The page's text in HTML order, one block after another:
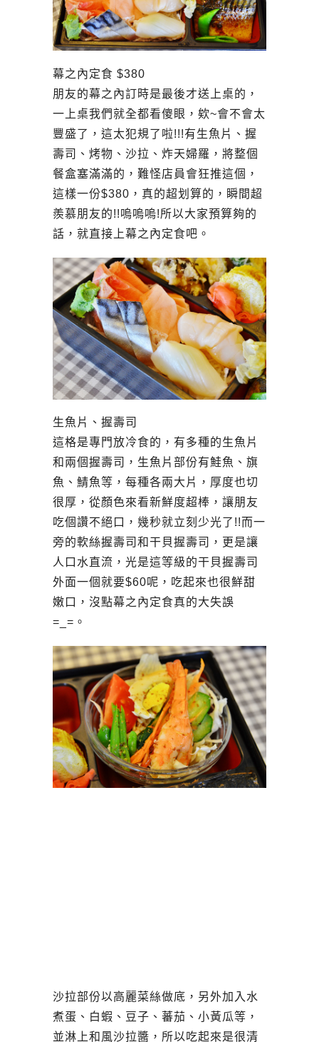
幕之內定食 $380
朋友的幕之內訂時是最後才送上桌的，
一上桌我們就全都看傻眼，欸~會不會太
豐盛了，這太犯規了啦!!!有生魚片、握
壽司、烤物、沙拉、炸天婦羅，將整個
餐盒塞滿滿的，難怪店員會狂推這個，
這樣一份$380，真的超划算的，瞬間超
羨慕朋友的!!嗚嗚嗚!所以大家預算夠的
話，就直接上幕之內定食吧。
生魚片、握壽司
這格是專門放冷食的，有多種的生魚片
和兩個握壽司，生魚片部份有鮭魚、旗
魚、鯖魚等，每種各兩大片，厚度也切
很厚，從顏色來看新鮮度超棒，讓朋友
吃個讚不絕口，幾秒就立刻少光了!!而一
旁的軟絲握壽司和干貝握壽司，更是讓
人口水直流，光是這等級的干貝握壽司
外面一個就要$60呢，吃起來也很鮮甜
嫩口，沒點幕之內定食真的大失誤
=_=。
沙拉部份以高麗菜絲做底，另外加入水
煮蛋、白蝦、豆子、蕃茄、小黃瓜等，
並淋上和風沙拉醬，所以吃起來是很清